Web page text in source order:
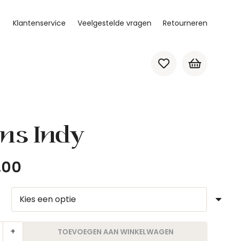
Klantenservice Veelgestelde vragen Retourneren
Indy
TOEVOEGEN AAN WINKELWAGEN